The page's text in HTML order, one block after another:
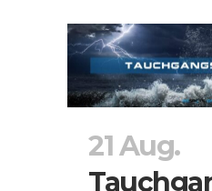
21 Aug.